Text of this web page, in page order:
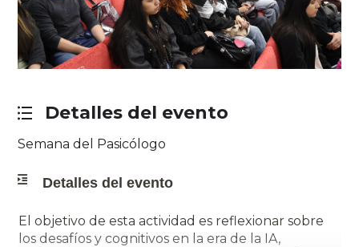
Detalles del evento
Semana del Pasicólogo
Detalles del evento
El objetivo de esta actividad es reflexionar sobre
los desafíos y cognitivos en la era de la IA,